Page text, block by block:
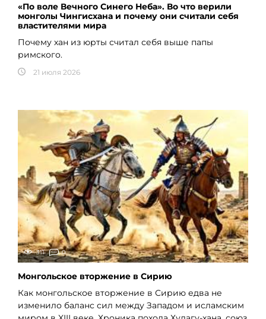
«По воле Вечного Синего Неба». Во что верили
монголы Чингисхана и почему они считали себя
властителями мира
Почему хан из юрты считал себя выше папы
римского.
21 июля 2026
311 0
Монгольское вторжение в Сирию
Как монгольское вторжение в Сирию едва не
изменило баланс сил между Западом и исламским